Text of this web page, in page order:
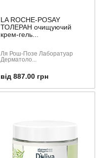
LA ROCHE-POSAY
ТОЛЕРАН очищуючий
крем-гель...
Ля Рош-Позе Лаборатуар
Дерматоло...
від 887.00 грн